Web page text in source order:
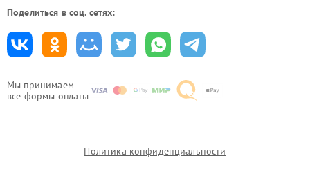
Мы принимаем
все формы оплаты
Поделиться в соц. сетях:
Политика конфиденциальности